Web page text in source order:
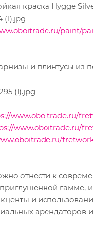
краска Hygge
paint/
и плинтусы из
www.oboitrade.ru/
www.oboitrade.ru/
отнести к
гамме,
и